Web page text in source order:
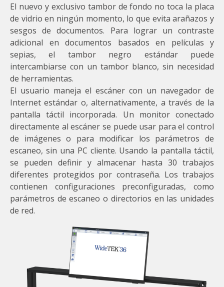
El nuevo y exclusivo tambor de fondo no toca la placa
de vidrio en ningún momento, lo que evita arañazos y
sesgos de documentos. Para lograr un contraste
adicional en documentos basados en películas y
sepias, el tambor negro estándar puede
intercambiarse con un tambor blanco, sin necesidad
de herramientas.
El usuario maneja el escáner con un navegador de
Internet estándar o, alternativamente, a través de la
pantalla táctil incorporada. Un monitor conectado
directamente al escáner se puede usar para el control
de imágenes o para modificar los parámetros de
escaneo, sin una PC cliente. Usando la pantalla táctil,
se pueden definir y almacenar hasta 30 trabajos
diferentes protegidos por contraseña. Los trabajos
contienen configuraciones preconfiguradas, como
parámetros de escaneo o directorios en las unidades
de red.